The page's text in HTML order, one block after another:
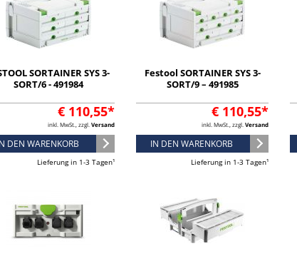
SORTAINER SYS 3-
SORT/6 - 491984
€ 110,55*
inkl. MwSt., zzgl. Versand
DEN WARENKORB
Lieferung in 1-3 Tagen¹
Festool SORTAINER SYS 3-
SORT/9 – 491985
€ 110,55*
inkl. MwSt., zzgl. Versand
IN DEN WARENKORB
Lieferung in 1-3 Tagen¹